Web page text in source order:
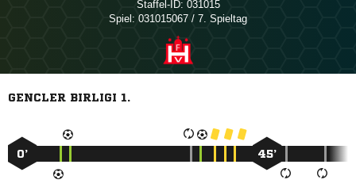
Staffel-ID: 031015
Spiel: 031015067 / 7. Spieltag
GENCLER BIRLIGI 1.
0’ 45’